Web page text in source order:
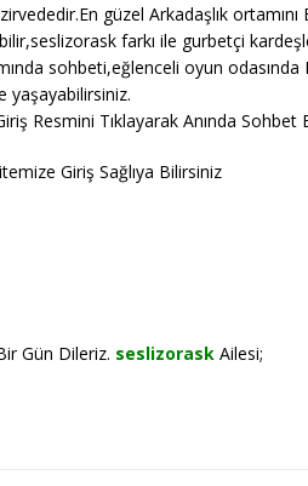
güzel Arkadaşlık
farkı ile gurbetçi
sohbeti,eğlenceli oyun
yaşayabilirsiniz.
Resmini Tıklayarak Anında Sohbet
Giriş Sağlıya Bilirsiniz
Gün Dileriz. seslizorask Ailesi;